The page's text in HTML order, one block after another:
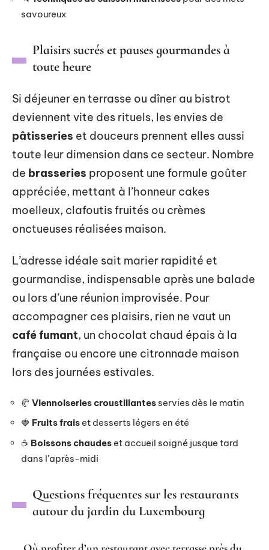
savoureux
Plaisirs sucrés et pauses gourmandes à
toute heure
Si déjeuner en terrasse ou dîner au bistrot
deviennent vite des rituels, les envies de
pâtisseries et douceurs prennent elles aussi
toute leur dimension dans ce secteur. Nombre
de brasseries proposent une formule goûter
appréciée, mettant à l’honneur cakes
moelleux, clafoutis fruités ou crèmes
onctueuses réalisées maison.
L’adresse idéale sait marier rapidité et
gourmandise, indispensable après une balade
ou lors d’une réunion improvisée. Pour
accompagner ces plaisirs, rien ne vaut un
café fumant, un chocolat chaud épais à la
française ou encore une citronnade maison
lors des journées estivales.
🥐 Viennoiseries croustillantes servies dès le matin
🍓 Fruits frais et desserts légers en été
☕ Boissons chaudes et accueil soigné jusque tard
dans l’après-midi
Questions fréquentes sur les restaurants
autour du jardin du Luxembourg